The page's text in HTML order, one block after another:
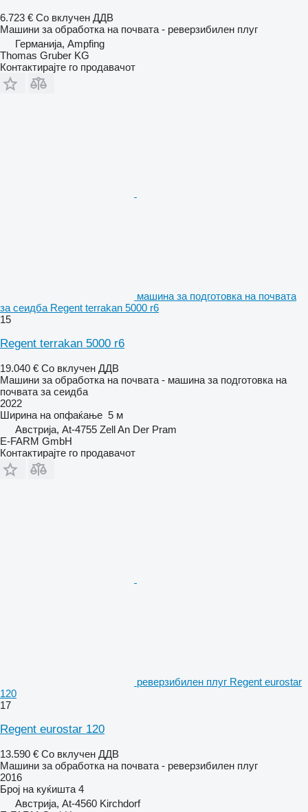
6.723 € Со вклучен ДДВ
Машини за обработка на почвата - реверзибилен плуг
Германија, Ampfing
Thomas Gruber KG
Контактирајте го продавачот
машина за подготовка на почвата
за сеидба Regent terrakan 5000 r6
15
Regent terrakan 5000 r6
19.040 € Со вклучен ДДВ
Машини за обработка на почвата - машина за подготовка на
почвата за сеидба
2022
Ширина на опфаќање 5 м
Австрија, At-4755 Zell An Der Pram
E-FARM GmbH
Контактирајте го продавачот
реверзибилен плуг Regent eurostar
120
17
Regent eurostar 120
13.590 € Со вклучен ДДВ
Машини за обработка на почвата - реверзибилен плуг
2016
Број на куќишта 4
Австрија, At-4560 Kirchdorf